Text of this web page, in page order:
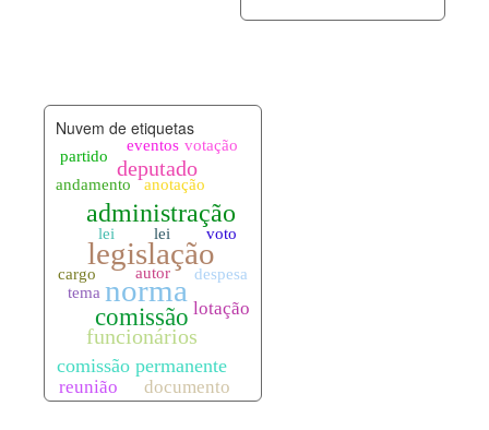
palavras_chave.xml 08-08-
legislacao_norma_anotacoes.xml
Nuvem de etiquetas